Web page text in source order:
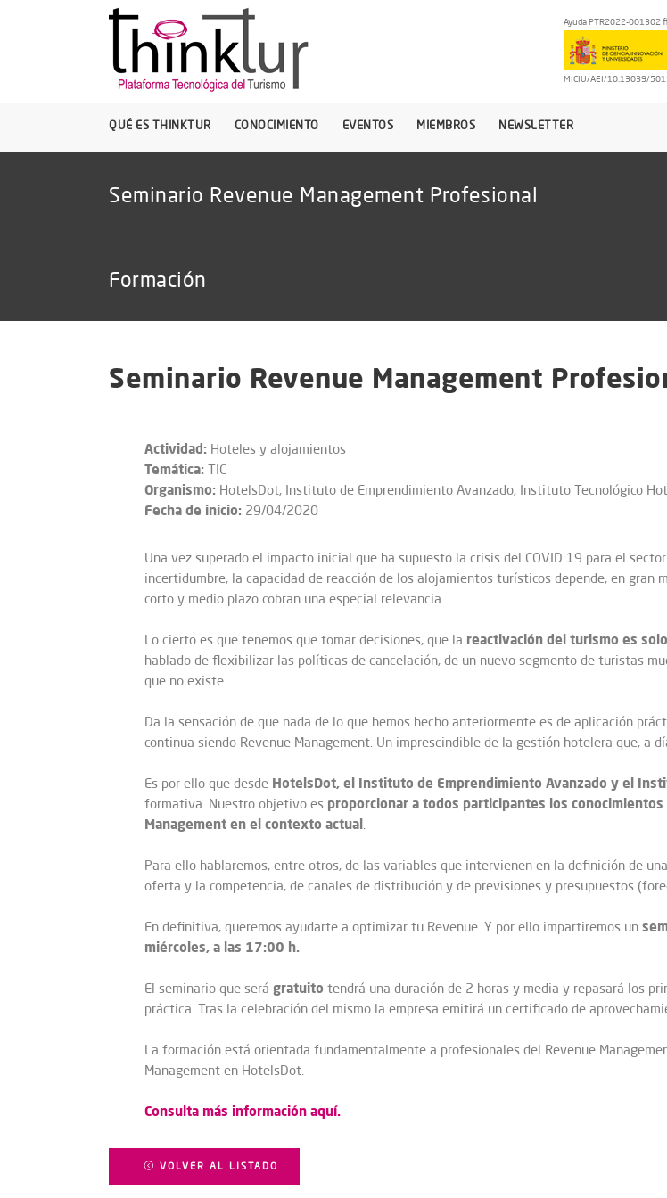
Ayuda PTR2022-001302
MICIU/AEI/10.13039/
QUÉ ES THINKTUR CONOCIMIENTO EVENTOS MIEMBROS NEWSLETTER
Seminario Revenue Management Profesional
Formación
Seminario Revenue Management
Actividad: Hoteles y alojamientos
Temática: TIC
Organismo: HotelsDot, Instituto de Emprendimiento Avanzado, Instituto Tecnológico
Fecha de inicio: 29/04/2020
Una vez superado el impacto inicial que ha supuesto la crisis del COVID 19 para el
incertidumbre, la capacidad de reacción de los alojamientos turísticos depende, en gran
corto y medio plazo cobran una especial relevancia.
Lo cierto es que tenemos que tomar decisiones, que la reactivación del turismo es
hablado de flexibilizar las políticas de cancelación, de un nuevo segmento de turistas
que no existe.
Da la sensación de que nada de lo que hemos hecho anteriormente es de aplicación
continua siendo Revenue Management. Un imprescindible de la gestión hotelera que, a
Es por ello que desde HotelsDot, el Instituto de Emprendimiento Avanzado y el
formativa. Nuestro objetivo es proporcionar a todos participantes los
Management en el contexto actual.
Para ello hablaremos, entre otros, de las variables que intervienen en la definición de
oferta y la competencia, de canales de distribución y de previsiones y presupuestos
En definitiva, queremos ayudarte a optimizar tu Revenue. Y por ello impartiremos un
miércoles, a las 17:00 h.
El seminario que será gratuito tendrá una duración de 2 horas y media y repasará los
práctica. Tras la celebración del mismo la empresa emitirá un certificado de
La formación está orientada fundamentalmente a profesionales del Revenue
Management en HotelsDot.
Consulta más información aquí.
VOLVER AL LISTADO